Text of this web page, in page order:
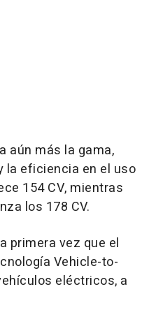
aún más la gama,
la eficiencia en el uso
154 CV, mientras
los 178 CV.
primera vez que el
Vehicle-to-
eléctricos, a